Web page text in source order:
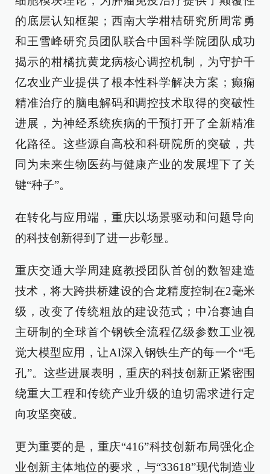
的底层认知框架；西南大学柑桔研究所周常勇
和王雪峰研究员团队联合中国科学院团队成功
揭示的柑橘抗黄龙病核心调控机制，为守护千
亿农业产业提供了根本性科学解决方案；癫痫
精准治疗的脑电解码和调控技术取得的突破性
进展，为神经系统疾病的干预打开了全新精准
化路径。这些源自高校和科研院所的突破，共
同为未来生物医药与健康产业的发展埋下了关
键“种子”。
在转化与应用端，重庆以场景驱动和问题导向
的科技创新得到了进一步彰显。
重庆交通大学周建庭教授团队首创的数智建造
技术，将大跨拱桥建设的合龙精度控制在2毫米
级，改变了传统粗放的建设范式；中冶赛迪自
主研制的全球首个钢铁全流程亿级参数工业视
觉大模型应用，让AI深入钢铁生产的每一个“毛
孔”。这些进展表明，重庆的科技创新正紧密围
绕重大工程和传统产业升级的迫切需求进行定
向攻坚突破。
更为重要的是，重庆“416”科技创新布局强化企
业创新主体地位的要求，与“33618”现代制造业